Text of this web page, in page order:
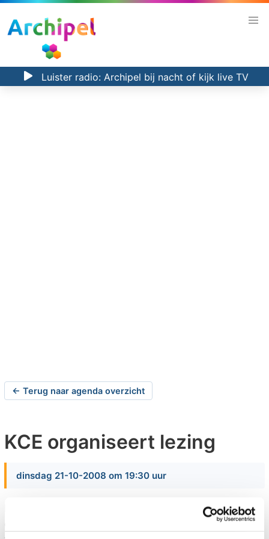
Luister radio: Archipel bij nacht of kijk live TV
← Terug naar agenda overzicht
KCE organiseert lezing
dinsdag 21-10-2008 om 19:30 uur
De KCE organiseert voor het seizoen 2008-2009
een aantal lezingen. Op 22 en 29 september 2008